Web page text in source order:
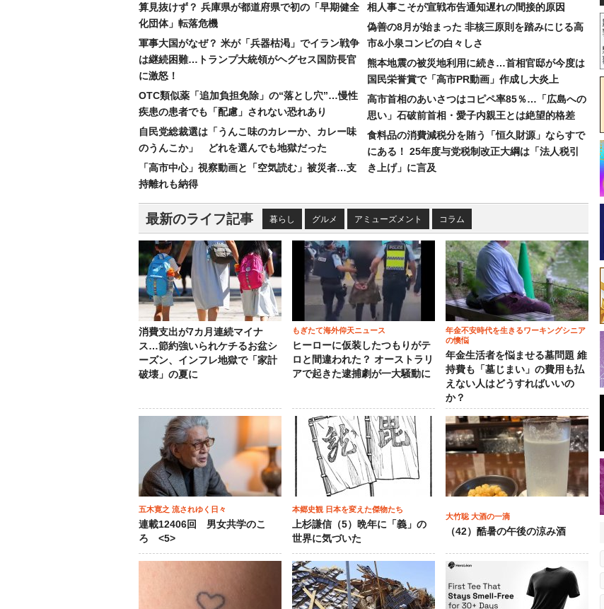
算見抜けず？ 兵庫県が都道府県で初の「早期健全
化団体」転落危機
軍事大国がなぜ？ 米が「兵器枯渇」でイラン戦争
は継続困難…トランプ大統領がヘグセス国防長官
に激怒！
OTC類似薬「追加負担免除」の“落とし穴”…慢性
疾患の患者でも「配慮」されない恐れあり
自民党総裁選は「うんこ味のカレーか、カレー味
のうんこか」 どれを選んでも地獄だった
「高市中心」視察動画と「空気読む」被災者…支
持離れも納得
相人事こそが宣戦布告通知遅れの間接的原因
偽善の8月が始まった 非核三原則を踏みにじる高
市&小泉コンビの白々しさ
熊本地震の被災地利用に続き…首相官邸が今度は
国民栄誉賞で「高市PR動画」作成し大炎上
高市首相のあいさつはコピペ率85％…「広島への
思い」石破前首相・愛子内親王とは絶望的格差
食料品の消費減税分を賄う「恒久財源」ならすで
にある！ 25年度与党税制改正大綱は「法人税引
き上げ」に言及
最新のライフ記事 暮らし グルメ アミューズメント コラム
消費支出が7カ月連続マイナ
ス…節約強いられケチるお盆シ
ーズン、インフレ地獄で「家計
破壊」の夏に
もぎたて海外仰天ニュース
ヒーローに仮装したつもりがテ
ロと間違われた？ オーストラリ
アで起きた逮捕劇が一大騒動に
年金不安時代を生きるワーキングシニア
の懊悩
年金生活者を悩ませる墓問題 維
持費も「墓じまい」の費用も払
えない人はどうすればいいの
か？
五木寛之 流されゆく日々
連載12406回 男女共学のこ
ろ <5>
本郷史観 日本を変えた傑物たち
上杉謙信（5）晩年に「義」の
世界に気づいた
大竹聡 大酒の一滴
（42）酷暑の午後の涼み酒